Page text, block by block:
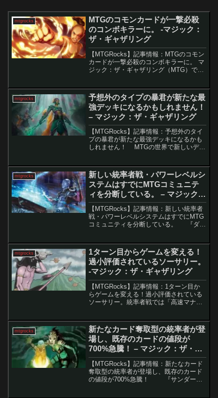
mtgrocks
MTGのコモンカードが一撃必殺
のコンボキラーに。 -マジック：
ザ・ギャザリング
【MTGRocks】記事情報：MTGのコモン
カードが一撃必殺のコンボキラーに。 マ
ジック：ザ・ギャザリング（MTG）で
シーで禁止されるほど強力なものもあ
り、統率者戦では...
mtgrocks
予想外のタイプの暴君が新たな最
強デッキになるかもしれません！
– マジック：ザ・ギャザリング
【MTGRocks】記事情報：予想外のタイ
プの暴君が新たな最強デッキになるかも
しれません！ MTGの世界で新しいデッ
末、Nikachu氏のシミックマーフォーク
デッ...
mtgrocks
新しい統率者戦・パワーレベルシ
ステムはすでにMTGコミュニテ
ィを分断している。 – マジック：
ザ・ギャザリング
【MTGRocks】記事情報：新しい統率者
戦・パワーレベルシステムはすでにMTG
コミュニティを分断している。 『ダス
って、先週の統率者戦の大きな変化は驚
きでし...
mtgrocks
1ターン目からゲームを変える！
過小評価されているソーサリー。
-マジック：ザ・ギャザリング
【MTGRocks】記事情報：1ターン目か
らゲームを変える！過小評価されている
ソーサリー。統率者戦では「高速マナ」
の流れを大きく変えるカード「変化の
風」が再注目されて...
mtgrocks
新たなカード奪取型の統率者が登
場し、既存のカードの値段が
700%急騰！ – マジック：ザ・ギ
ャザリング
【MTGRocks】記事情報：新たなカード
奪取型の統率者が登場し、既存のカード
の値段が700%急騰！ 『サンダー・